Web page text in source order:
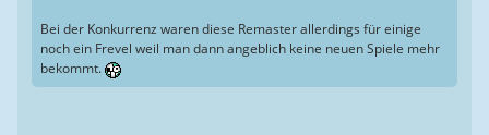
Bei der Konkurrenz waren diese Remaster allerdings für einige
noch ein Frevel weil man dann angeblich keine neuen Spiele mehr
bekommt.